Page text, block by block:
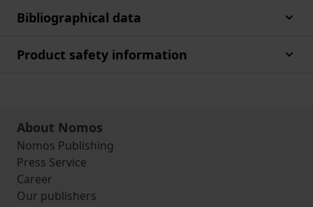
Bibliographical data
Product safety information
About Nomos
Nomos Publishing
Press Service
Career
Our publishers